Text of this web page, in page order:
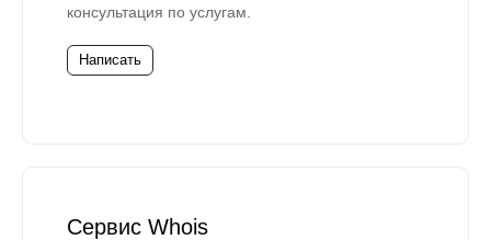
консультация по услугам.
Написать
Сервис Whois